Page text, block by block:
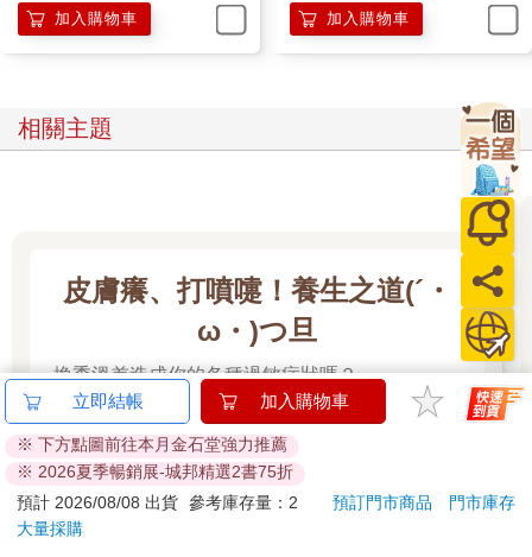
加入購物車 加入購物車
相關主題
皮膚癢、打噴嚏！養生之道(´・
ω・)つ旦
換季溫差造成你的各種過敏症狀嗎？
看更多
立即結帳 加入購物車
※ 下方點圖前往本月金石堂強力推薦
※ 2026夏季暢銷展-城邦精選2書75折
預計 2026/08/08 出貨 參考庫存量：2 預訂門市商品
門市庫存
大量採購